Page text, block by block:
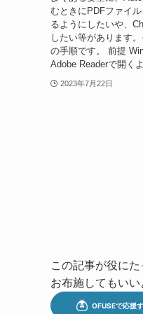
むときにPDFファイ
るようにしたいや、
したい等があります
の手順です。 前提
Adobe Readerで開く
2023年7月22日
この記事が役にた
お布施してもい